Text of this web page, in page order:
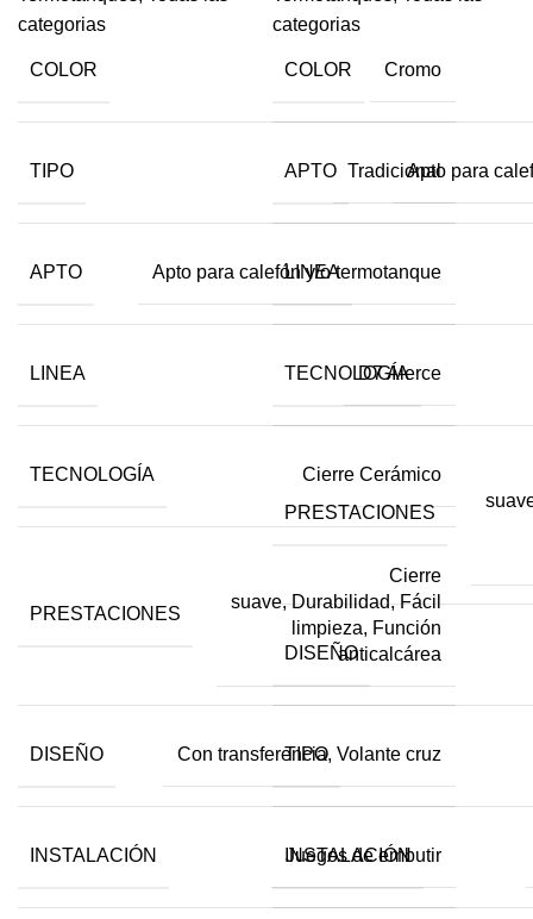
categorias
COLOR Cromo
TIPO Tradicional
APTO Apto para calefón y/o termotanque
LINEA D7 Alerce
TECNOLOGÍA Cierre Cerámico
PRESTACIONES
Cierre
suave, Durabilidad, Fácil
limpieza, Función
anticalcárea
DISEÑO Con transferencia, Volante cruz
INSTALACIÓN Juegos de embutir
categorias
COLOR
APTO Apto para
LINEA
TECNOLOGÍA
PRESTACIONES
DISEÑO
TIPO
INSTALACIÓN